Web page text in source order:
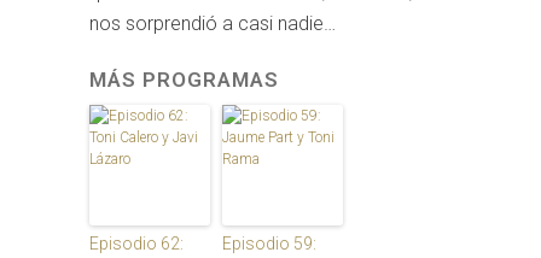
nos sorprendió a casi nadie…
MÁS PROGRAMAS
Episodio 62:
Episodio 59: